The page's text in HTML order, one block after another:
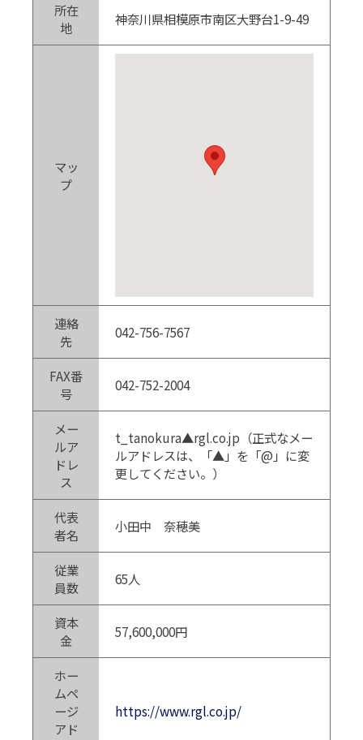
所在
地
神奈川県相模原市南区大野台1-9-49
マッ
プ
連絡
先
042-756-7567
FAX番
号
042-752-2004
メー
ルア
ドレ
ス
t_tanokura▲rgl.co.jp（正式なメー
ルアドレスは、「▲」を「@」に変
更してください。）
代表
者名
小田中 奈穂美
従業
員数
65人
資本
金
57,600,000円
ホー
ムペ
ージ
アド
https://www.rgl.co.jp/